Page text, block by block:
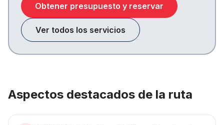
Obtener presupuesto y reservar
Ver todos los servicios
Aspectos destacados de la ruta